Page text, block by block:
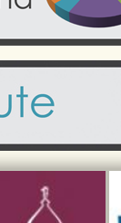
Krka
Frankopana